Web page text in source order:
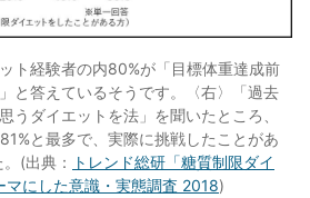
ト経験者の内80%が「目標体重達成前
と答えているそうです。〈右〉「過去
うダイエットを法」を聞いたところ、
と最多で、実際に挑戦したことがあ
(出典：
トレンド総研「糖質制限ダイ
マにした意識・実態調査 2018)